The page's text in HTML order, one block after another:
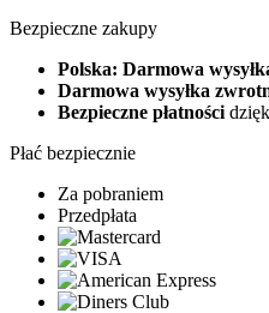
Bezpieczne zakupy
Polska: Darmowa
Darmowa wysyłka
Bezpieczne płatności
Płać bezpiecznie
Za pobraniem
Przedpłata